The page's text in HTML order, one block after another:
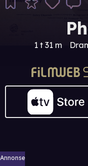
1 t 31 m
Annonse